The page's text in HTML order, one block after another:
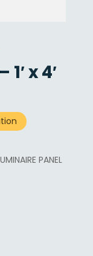
x 4′
PANEL